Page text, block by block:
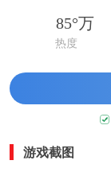
85°万
热度
游戏截图